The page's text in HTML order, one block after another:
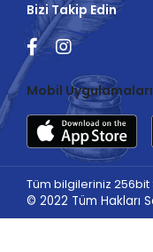
Bizi Takip Edin
Mobil
Tüm bilgileriniz 256bit
© 2022 Tüm Hakları